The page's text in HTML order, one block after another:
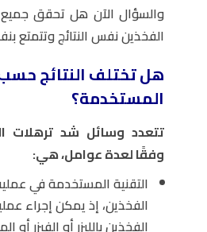
والسؤال الآن هل تحقق
الفخذين نفس النتائج وتتمتع
هل تختلف النتائج
المستخدمة؟
تتعدد وسائل شد ترهلات
وفقًا لعدة عوامل، هي:
التقنية المستخدمة في
الفخذين، إذ يمكن إجراء
الفخذين بالليزر أو الفيزر أو